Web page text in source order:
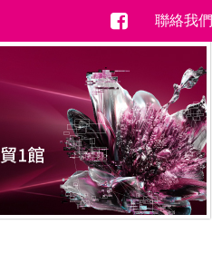
聯絡我們